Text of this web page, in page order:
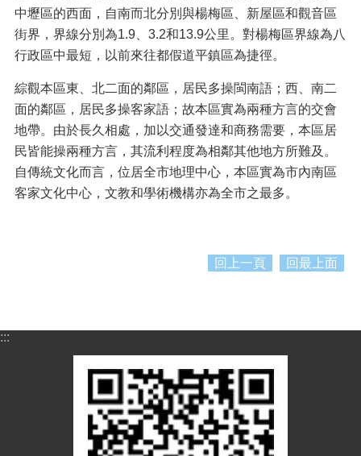
桃
園
市
政
府
E
n
l
h
政
中壢區的西面，自南而北分別與楊梅區、新屋區和觀音區
街界，界線分別為1.9、3.2和13.9公里。對楊梅區界線為八
行政區中最短，以前來往都假道平鎮區為捷徑。
綜觀本區東、北二面的鄰區，居民多操閩南語；西、南二
面的鄰區，居民多操客家語；故本區實為兩種方言的交會
地帶。由於長久相處，加以交通發達和商務需要，本區居
民皆能操兩種方言，其流利程度為相鄰其他地方所難及。
自傳統文化而言，位居全市地理中心，本區實為市內南區
客家文化中心，文教和學術機構亦為全市之最多。
回上一頁 回最上面
:::